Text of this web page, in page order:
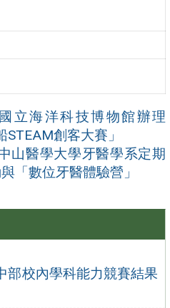
部校內學科能力競賽結果
國立海洋科技博物館辦理
STEAM創客大賽」
山醫學大學牙醫學系定期
「數位牙醫體驗營」